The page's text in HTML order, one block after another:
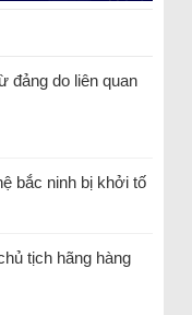
đảng do liên quan
bắc ninh bị khởi tố
tịch hãng hàng